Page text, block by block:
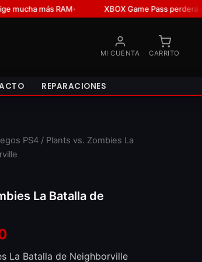
XBOX Game Pass perderá un juego de una
MI CUENTA CARRITO
REPARACIONES
PS4 / Plants vs. Zombies La
La Batalla de
La Batalla de Neighborville